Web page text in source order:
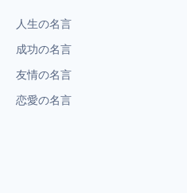
人生の名言
成功の名言
友情の名言
恋愛の名言